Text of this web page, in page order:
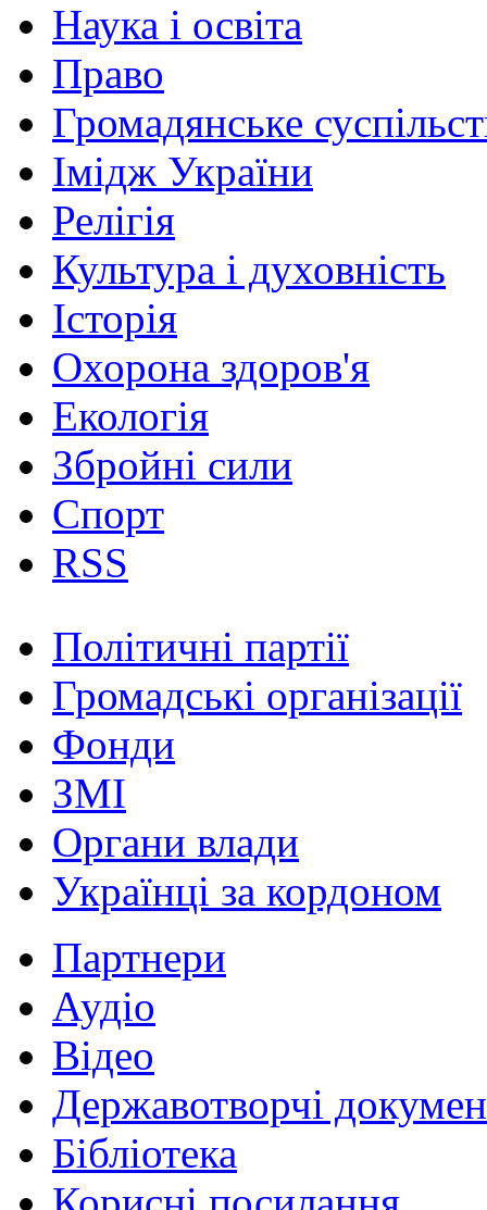
Наука і освіта
Право
Громадянське
Імідж України
Релігія
Культура і духовність
Історія
Охорона здоров'я
Екологія
Збройні сили
Спорт
RSS
Політичні партії
Громадські організації
Фонди
ЗМІ
Органи влади
Українці за кордоном
Партнери
Аудіо
Відео
Державотворчі
Бібліотека